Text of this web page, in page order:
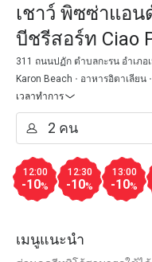
เชาว์ พิซซ่าแอน
บีชรีสอร์ท Ciao
Thavorn Palm
311 ถนนปฏัก ตำบลกะรน อำเภอ
Karon Beach
อาหารอิตาเลียน
เวลาทำการ
12:00
-10%
12:30
-10%
13:00
-10%
เมนูแนะนำ